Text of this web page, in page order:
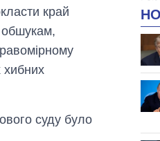
край
хибних
суду було